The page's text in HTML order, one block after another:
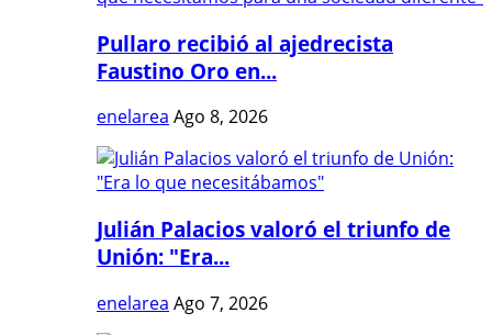
Pullaro recibió al ajedrecista
Faustino Oro en...
enelarea Ago 8, 2026
Julián Palacios valoró el triunfo de
Unión: "Era...
enelarea Ago 7, 2026